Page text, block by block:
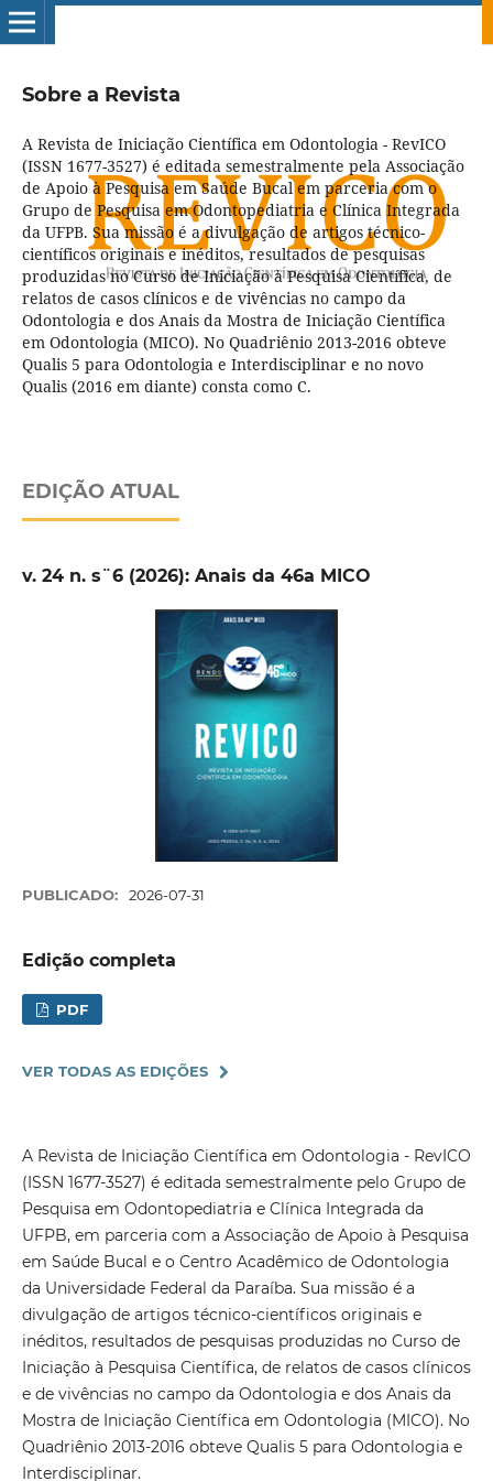
Sobre a Revista
A Revista de Iniciação Científica em Odontologia - RevICO
(ISSN 1677-3527) é editada semestralmente pela Associação
de Apoio à Pesquisa em Saúde Bucal em parceria com o
Grupo de Pesquisa em Odontopediatria e Clínica Integrada
da UFPB. Sua missão é a divulgação de artigos técnico-
científicos originais e inéditos, resultados de pesquisas
produzidas no Curso de Iniciação à Pesquisa Científica, de
relatos de casos clínicos e de vivências no campo da
Odontologia e dos Anais da Mostra de Iniciação Científica
em Odontologia (MICO). No Quadriênio 2013-2016 obteve
Qualis 5 para Odontologia e Interdisciplinar e no novo
Qualis (2016 em diante) consta como C.
EDIÇÃO ATUAL
v. 24 n. s¨6 (2026): Anais da 46a MICO
PUBLICADO: 2026-07-31
Edição completa
PDF
VER TODAS AS EDIÇÕES
A Revista de Iniciação Científica em Odontologia - RevICO
(ISSN 1677-3527) é editada semestralmente pelo Grupo de
Pesquisa em Odontopediatria e Clínica Integrada da
UFPB, em parceria com a Associação de Apoio à Pesquisa
em Saúde Bucal e o Centro Acadêmico de Odontologia
da Universidade Federal da Paraíba. Sua missão é a
divulgação de artigos técnico-científicos originais e
inéditos, resultados de pesquisas produzidas no Curso de
Iniciação à Pesquisa Científica, de relatos de casos clínicos
e de vivências no campo da Odontologia e dos Anais da
Mostra de Iniciação Científica em Odontologia (MICO). No
Quadriênio 2013-2016 obteve Qualis 5 para Odontologia e
Interdisciplinar.